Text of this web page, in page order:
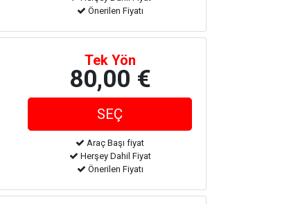
Önerilen Fiyatı
Tek Yön
80,00 €
Araç Başı fiyat
Herşey Dahil Fiyat
Önerilen Fiyatı